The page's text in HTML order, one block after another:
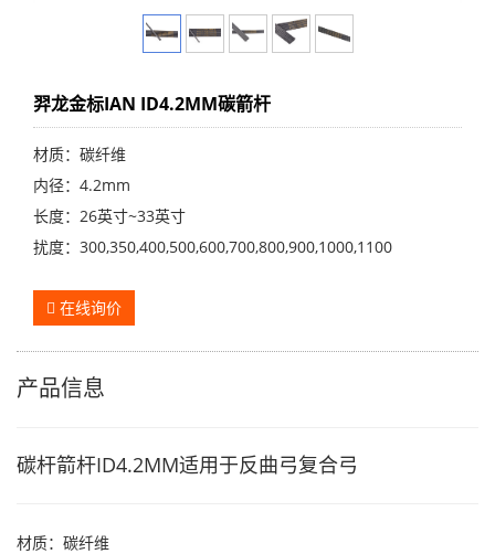
羿龙金标IAN ID4.2MM碳箭杆
材质：碳纤维
内径：4.2mm
长度：26英寸~33英寸
扰度：300,350,400,500,600,700,800,900,1000,1100
在线询价
产品信息
碳杆箭杆ID4.2MM适用于反曲弓复合弓
材质：碳纤维